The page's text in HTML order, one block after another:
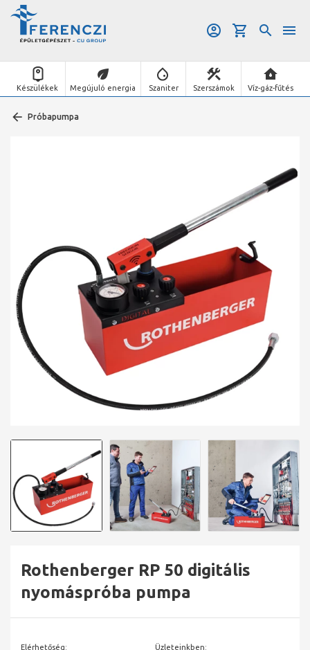
Készülékek Megújuló energia Szaniter Szerszámok Víz-gáz-fűtés
Próbapumpa
Rothenberger RP 50 digitális
nyomáspróba pumpa
Elérhetőség: Üzleteinkben: